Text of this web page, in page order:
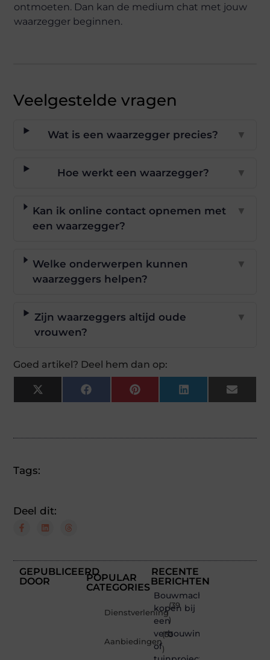
ontmoeten. Dan kan de medium chat met jouw
waarzegger beginnen.
Veelgestelde vragen
Wat is een waarzegger precies? ▼
Hoe werkt een waarzegger? ▼
Kan ik online contact opnemen met
een waarzegger?
▼
Welke onderwerpen kunnen
waarzeggers helpen?
▼
Zijn waarzeggers altijd oude
vrouwen?
▼
Goed artikel? Deel hem dan op:
X
(Twitter)
FacebookPinterestLinkedInEmail
Tags:
Deel dit:
GEPUBLICEERD
DOOR
POPULAR
CATEGORIES
Dienstverlening
(39
)
Aanbiedingen
(33
)
RECENTE
BERICHTEN
Bouwmachines
kopen bij
een
verbouwing
of